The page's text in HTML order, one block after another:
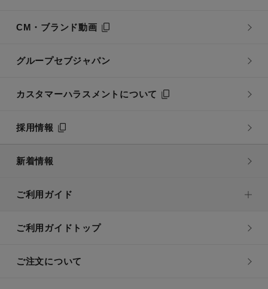
CM・ブランド動画
グループセブジャパン
カスタマーハラスメントについて
採用情報
新着情報
ご利用ガイド
ご利用ガイドトップ
ご注文について